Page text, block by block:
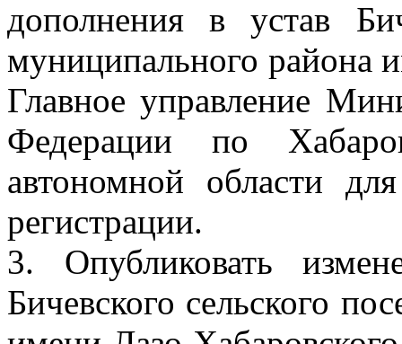
дополнения в устав
муниципального района
Главное управление
Федерации по
автономной области
регистрации.
3. Опубликовать
Бичевского сельского